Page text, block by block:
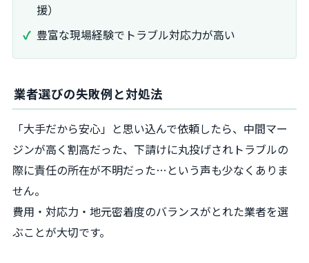
援）
豊富な現場経験でトラブル対応力が高い
業者選びの失敗例と対処法
「大手だから安心」と思い込んで依頼したら、中間マー
ジンが高く割高だった、下請けに丸投げされトラブルの
際に責任の所在が不明だった…という声も少なくありま
せん。
費用・対応力・地元密着度のバランスがとれた業者を選
ぶことが大切です。